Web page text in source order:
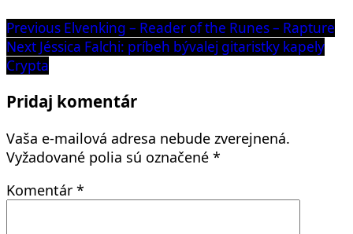
Navigácia
v
článku
Previous Previous
post:
Elvenking – Reader of the Runes – Rapture
Next Next
post:
Jéssica Falchi: príbeh bývalej gitaristky kapely
Crypta
Pridaj komentár
Vaša e-mailová adresa nebude zverejnená.
Vyžadované polia sú označené *
Komentár *